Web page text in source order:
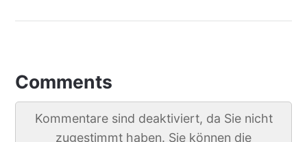
Comments
Kommentare sind deaktiviert, da Sie nicht
zugestimmt haben. Sie können die